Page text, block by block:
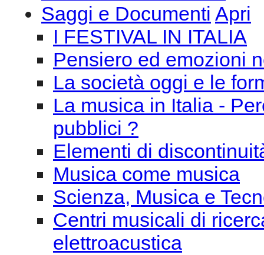
Saggi e Documenti Apri
I FESTIVAL IN ITALIA
Pensiero ed emozioni
La società oggi e le
La musica in Italia -
pubblici ?
Elementi di
Musica come musica
Scienza, Musica e
Centri musicali di
elettroacustica